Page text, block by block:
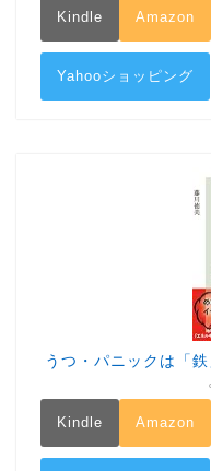
Kindle Amazon
Yahooショッピング
うつ・パニックは「
Kindle Amazon